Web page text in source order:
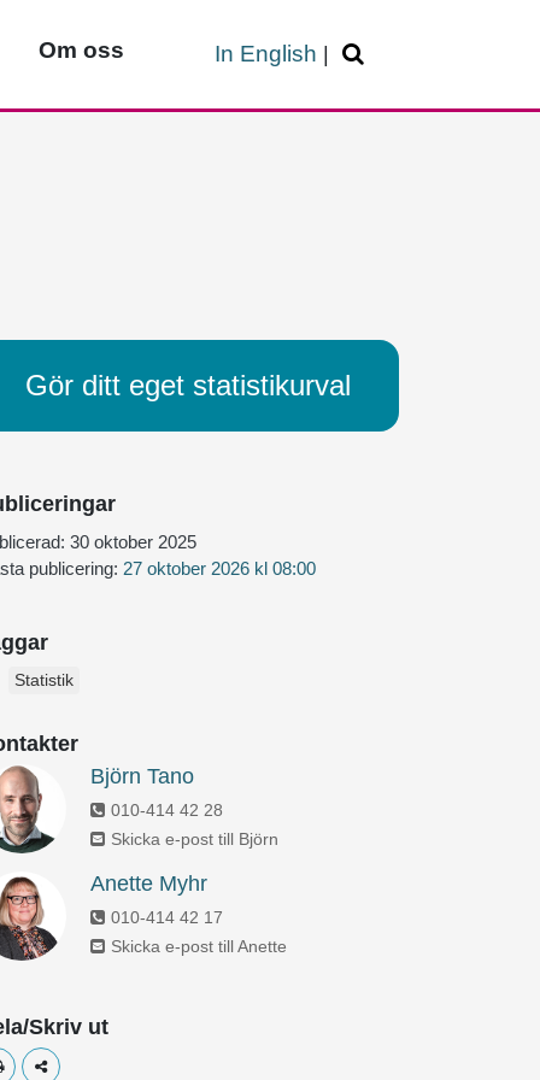
Om oss In English
Gör ditt eget statistikurval
30 oktober 2025
publicering: 27 oktober 2026 kl 08:00
Statistik
Björn Tano
010-414 42 28
Skicka e-post till Björn
Anette Myhr
010-414 42 17
Skicka e-post till Anette
Skriv ut
Skriv utDela